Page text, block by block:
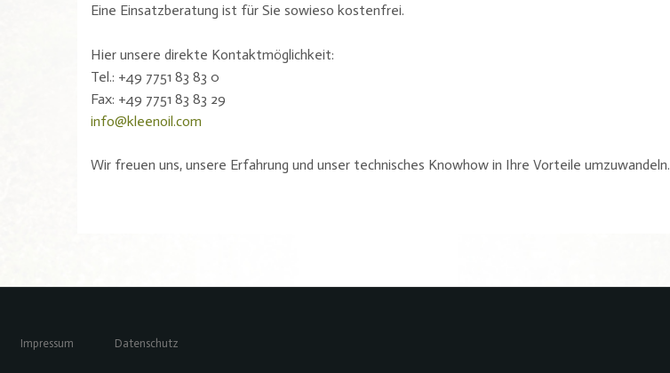
Eine Einsatzberatung ist für Sie sowieso kostenfrei.
Hier unsere direkte Kontaktmöglichkeit:
Tel.: +49 7751 83 83 0
Fax: +49 7751 83 83 29
info@kleenoil.com
Wir freuen uns, unsere Erfahrung und unser technisches Knowhow in Ihre Vorteile umzuwandeln.
Impressum Datenschutz